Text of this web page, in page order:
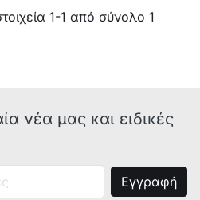
1-1 από σύνολο 1
νέα μας και ειδικές